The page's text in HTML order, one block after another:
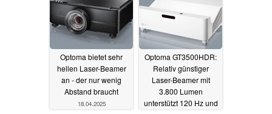
Optoma bietet sehr
hellen Laser-Beamer
an - der nur wenig
Abstand braucht
18.04.2025
Optoma GT3500HDR:
Relativ günstiger
Laser-Beamer mit
3.800 Lumen
unterstützt 120 Hz und